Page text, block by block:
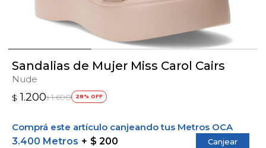
Sandalias de Mujer Miss Carol Cairs
Nude
$ 1.200$ 1.690 28
Comprá este artículo canjeando tus Metros OCA
3.400 Metros
$ 200 Canjear